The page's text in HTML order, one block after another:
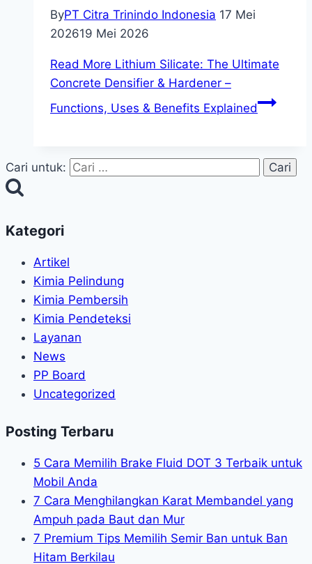
ByPT Citra Trinindo Indonesia 17 Mei
202619 Mei 2026
Read More Lithium Silicate: The Ultimate
Concrete Densifier & Hardener –
Functions, Uses & Benefits Explained
Cari untuk:
Kategori
Artikel
Kimia Pelindung
Kimia Pembersih
Kimia Pendeteksi
Layanan
News
PP Board
Uncategorized
Posting Terbaru
5 Cara Memilih Brake Fluid DOT 3 Terbaik untuk
Mobil Anda
7 Cara Menghilangkan Karat Membandel yang
Ampuh pada Baut dan Mur
7 Premium Tips Memilih Semir Ban untuk Ban
Hitam Berkilau